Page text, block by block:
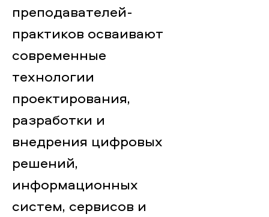
преподавателей-
практиков осваивают
современные
технологии
проектирования,
разработки и
внедрения цифровых
решений,
информационных
систем, сервисов и